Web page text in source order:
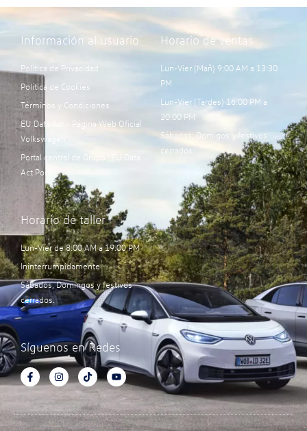
Información al usuario
Política de Privacidad
Política de Cookies
Términos y Condiciones
EU Data Act - Página Web Oficial
Volkswagen
Portal central de Grupo “EU Data
Act Portal”:
Horario de ventas
Lun-Vier (Mañ) 9:00 AM a 13:30
PM
Lun-Vier (Tardes) 16:00 PM a
20:00 PM
Sábados, Domigos y festivos
cerrados.
Horario de taller
Lun-Vier de 8:00 AM a 19:00 PM
Ininterrumpidamente.
Sábados, Domingos y festivos
cerrados.
Síguenos en Redes